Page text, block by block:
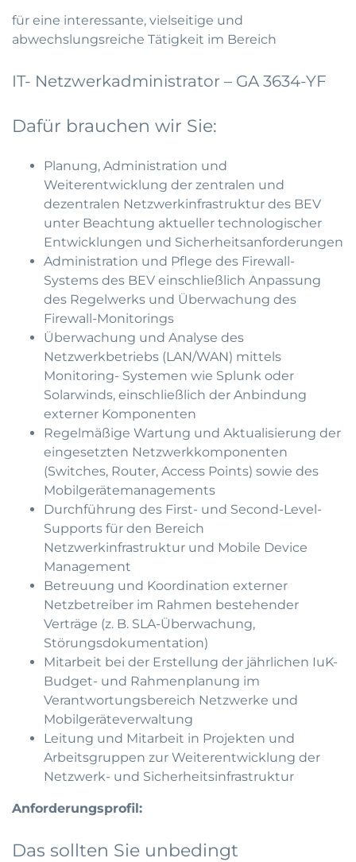
für eine interessante, vielseitige und
abwechslungsreiche Tätigkeit im Bereich
IT- Netzwerkadministrator – GA 3634-YF
Dafür brauchen wir Sie:
Planung, Administration und
Weiterentwicklung der zentralen und
dezentralen Netzwerkinfrastruktur des BEV
unter Beachtung aktueller technologischer
Entwicklungen und Sicherheitsanforderungen
Administration und Pflege des Firewall-
Systems des BEV einschließlich Anpassung
des Regelwerks und Überwachung des
Firewall-Monitorings
Überwachung und Analyse des
Netzwerkbetriebs (LAN/WAN) mittels
Monitoring- Systemen wie Splunk oder
Solarwinds, einschließlich der Anbindung
externer Komponenten
Regelmäßige Wartung und Aktualisierung der
eingesetzten Netzwerkkomponenten
(Switches, Router, Access Points) sowie des
Mobilgerätemanagements
Durchführung des First- und Second-Level-
Supports für den Bereich
Netzwerkinfrastruktur und Mobile Device
Management
Betreuung und Koordination externer
Netzbetreiber im Rahmen bestehender
Verträge (z. B. SLA-Überwachung,
Störungsdokumentation)
Mitarbeit bei der Erstellung der jährlichen IuK-
Budget- und Rahmenplanung im
Verantwortungsbereich Netzwerke und
Mobilgeräteverwaltung
Leitung und Mitarbeit in Projekten und
Arbeitsgruppen zur Weiterentwicklung der
Netzwerk- und Sicherheitsinfrastruktur
Anforderungsprofil:
Das sollten Sie unbedingt